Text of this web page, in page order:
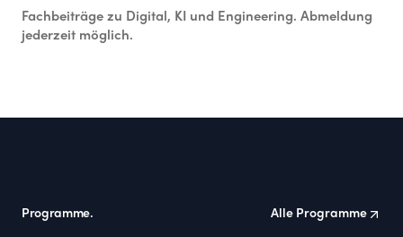
Fachbeiträge zu Digital, KI und Engineering. Abmeldung
jederzeit möglich.
Programme. Alle Programme